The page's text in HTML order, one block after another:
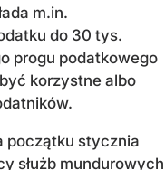
m.in.
do 30 tys.
progu podatkowego
korzystne albo
początku stycznia
służb mundurowych